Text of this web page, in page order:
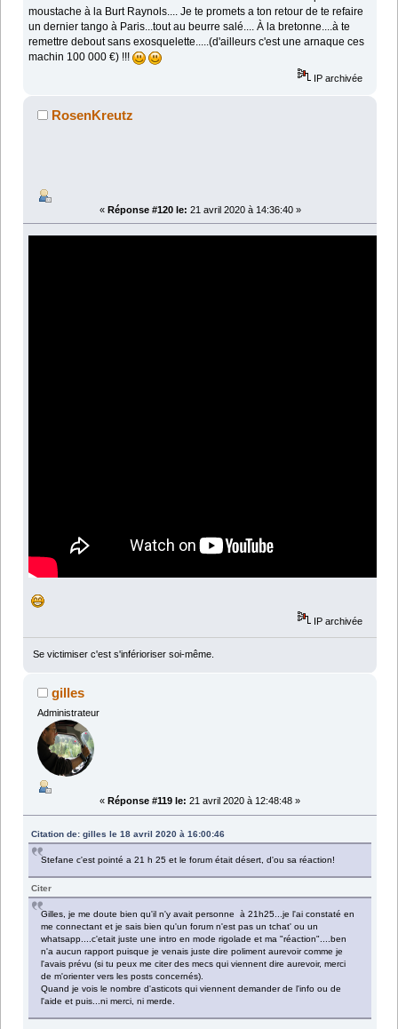
moustache à la Burt Raynols.... Je te promets a ton retour de te refaire
un dernier tango à Paris...tout au beurre salé.... À la bretonne....à te
remettre debout sans exosquelette.....(d'ailleurs c'est une arnaque ces
machin 100 000 €) !!!
IP archivée
RosenKreutz
« Réponse #120 le: 21 avril 2020 à 14:36:40 »
IP archivée
Se victimiser c'est s'inférioriser soi-même.
gilles
Administrateur
« Réponse #119 le: 21 avril 2020 à 12:48:48 »
Citation de: gilles le 18 avril 2020 à 16:00:46
Stefane c'est pointé a 21 h 25 et le forum était désert, d'ou sa réaction!
Citer
Gilles, je me doute bien qu'il n'y avait personne à 21h25...je l'ai constaté en
me connectant et je sais bien qu'un forum n'est pas un tchat' ou un
whatsapp....c'etait juste une intro en mode rigolade et ma "réaction"....ben
n'a aucun rapport puisque je venais juste dire poliment aurevoir comme je
l'avais prévu (si tu peux me citer des mecs qui viennent dire aurevoir, merci
de m'orienter vers les posts concernés).
Quand je vois le nombre d'asticots qui viennent demander de l'info ou de
l'aide et puis...ni merci, ni merde.